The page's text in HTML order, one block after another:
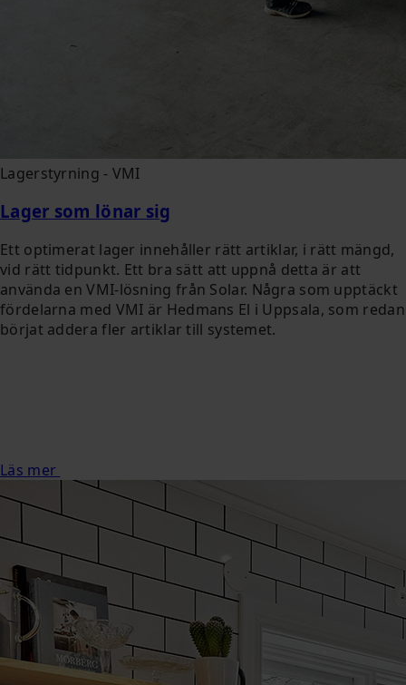
Lagerstyrning - VMI
Lager som lönar sig
Ett optimerat lager innehåller rätt artiklar, i rätt mängd,
vid rätt tidpunkt. Ett bra sätt att uppnå detta är att
använda en VMI-lösning från Solar. Några som upptäckt
fördelarna med VMI är Hedmans El i Uppsala, som redan
börjat addera fler artiklar till systemet.
Läs mer